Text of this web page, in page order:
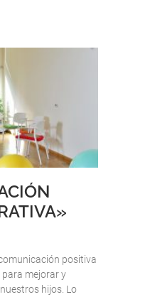
positiva
para mejorar y
hijos. Lo